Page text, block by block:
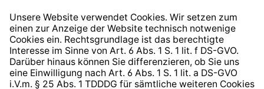
Widerrufsrecht
Hinweisgeberschutzsystem
Barrierefreiheit